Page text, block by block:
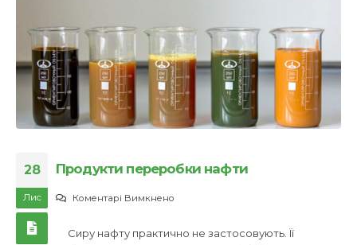
28
Лис
Продукти переробки нафти
Коментарі Вимкненодо
переробки
Сиру нафту практично не застосовують. Її